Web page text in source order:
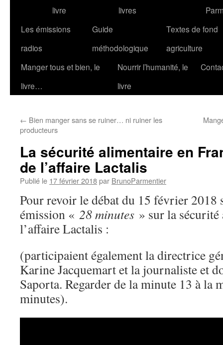
livre
livres
Les émissions
radios
Guide
méthodologique
Textes de fond
agriculture
Manger tous et bien, le
livre…
Nourrir l’humanité, le
livre
← Bien manger sans se ruiner… ni ruiner les
producteurs
La sécurité alimentaire en
de l’affaire Lactalis
Publié le 17 février 2018par BrunoParmentier
Pour revoir le débat du 15 février 2018
émission « 28 minutes » sur la
l’affaire Lactalis :
(participaient également la directrice
Karine Jacquemart et la journaliste et
Saporta. Regarder de la minute 13 à la
minutes).